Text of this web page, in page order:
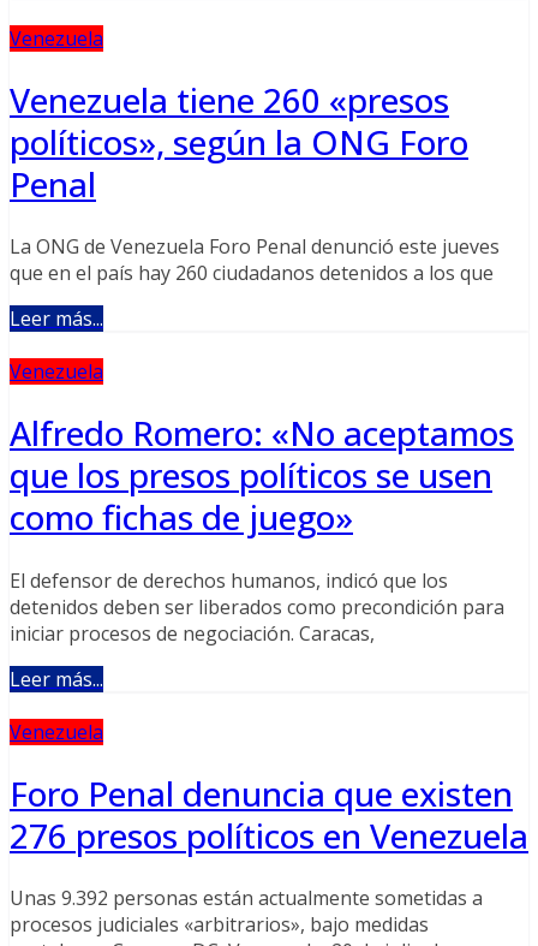
Venezuela
Venezuela tiene 260 «presos
políticos», según la ONG Foro
Penal
La ONG de Venezuela Foro Penal denunció este jueves
que en el país hay 260 ciudadanos detenidos a los que
Leer más...
Venezuela
Alfredo Romero: «No aceptamos
que los presos políticos se usen
como fichas de juego»
El defensor de derechos humanos, indicó que los
detenidos deben ser liberados como precondición para
iniciar procesos de negociación. Caracas,
Leer más...
Venezuela
Foro Penal denuncia que existen
276 presos políticos en Venezuela
Unas 9.392 personas están actualmente sometidas a
procesos judiciales «arbitrarios», bajo medidas